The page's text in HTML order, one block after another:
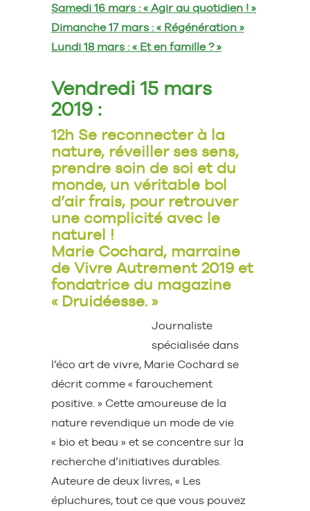
Samedi 16 mars : « Agir au quotidien ! »
Dimanche 17 mars : « Régénération »
Lundi 18 mars : « Et en famille ? »
Vendredi 15 mars
2019 :
12h Se reconnecter à la
nature, réveiller ses sens,
prendre soin de soi et du
monde, un véritable bol
d’air frais, pour retrouver
une complicité avec le
naturel !
Marie Cochard, marraine
de Vivre Autrement 2019 et
fondatrice du magazine
« Druidéesse. »
Journaliste
spécialisée dans
l’éco art de vivre, Marie Cochard se
décrit comme « farouchement
positive. » Cette amoureuse de la
nature revendique un mode de vie
« bio et beau » et se concentre sur la
recherche d’initiatives durables.
Auteure de deux livres, « Les
épluchures, tout ce que vous pouvez